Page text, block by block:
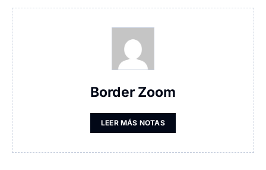
Border Zoom
LEER MÁS NOTAS